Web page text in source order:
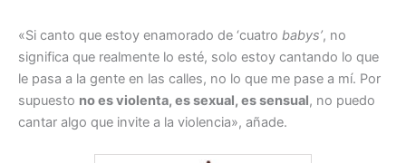
«Si canto que estoy enamorado de ‘cuatro babys’, no
significa que realmente lo esté, solo estoy cantando lo que
le pasa a la gente en las calles, no lo que me pase a mí. Por
supuesto no es violenta, es sexual, es sensual, no puedo
cantar algo que invite a la violencia», añade.